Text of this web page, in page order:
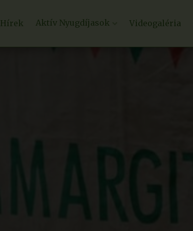
Hírek Aktív Nyugdíjasok Videogaléria